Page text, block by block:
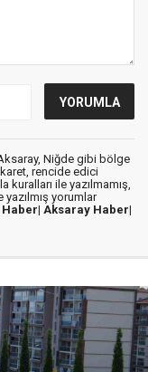
Niğde gibi bölge
rencide edici
kuralları ile yazılmamış,
yorumlar
Haber| Aksaray Haber|